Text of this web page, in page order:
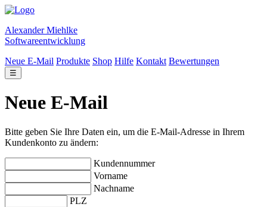
Alexander Miehlke
Softwareentwicklung
Neue E-Mail Produkte Shop Hilfe Kontakt Bewertungen
☰
Neue E-Mail
Bitte geben Sie Ihre Daten ein, um die E-Mail-Adresse in Ihrem
Kundenkonto zu ändern:
Kundennummer
Vorname
Nachname
PLZ